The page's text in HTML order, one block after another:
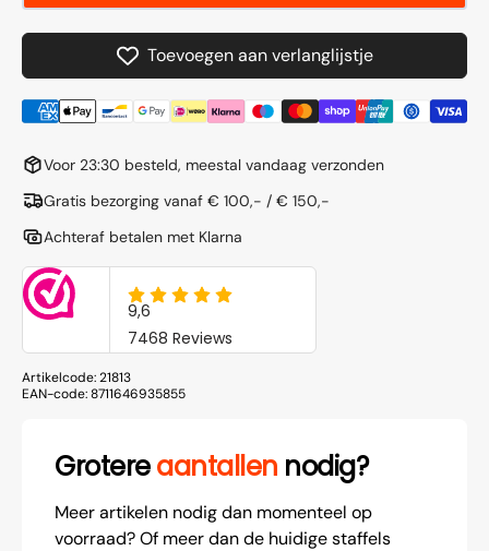
Kettingpons
De
De
Toevoegen aan verlanglijstje
Voor 23:30 besteld, meestal vandaag verzonden
Gratis bezorging vanaf € 100,- / € 150,-
Achteraf betalen met Klarna
Artikelcode:21813
EAN-code:8711646935855
Grotereaantallen nodig?
Meer artikelen nodig dan momenteel op
voorraad? Of meer dan de huidige staffels